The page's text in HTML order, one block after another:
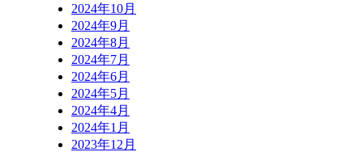
2024年10月
2024年9月
2024年8月
2024年7月
2024年6月
2024年5月
2024年4月
2024年1月
2023年12月